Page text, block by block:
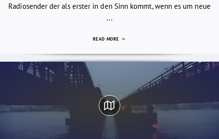
Radiosender der als erster in den Sinn kommt, wenn es um neue
...
READ MORE